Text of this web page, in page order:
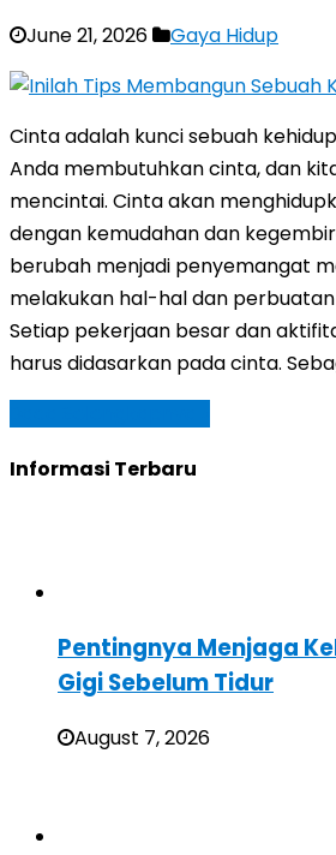
June 21, 2026 Gaya Hidup
Cinta adalah kunci sebuah
Anda membutuhkan cinta, dan
mencintai. Cinta akan
dengan kemudahan dan
berubah menjadi penyemangat
melakukan hal-hal dan
Setiap pekerjaan besar dan
harus didasarkan pada cinta.
Informasi Terbaru
Pentingnya Menjaga
Gigi Sebelum Tidur
August 7, 2026